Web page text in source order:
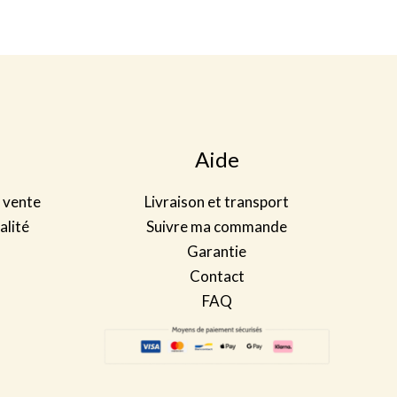
vente
Aide
Livraison et transport
Suivre ma commande
Garantie
Contact
FAQ